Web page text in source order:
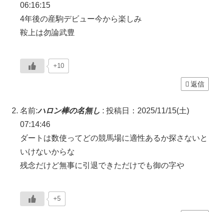
06:16:15
4年後の産駒デビュー今から楽しみ
鞍上は勿論武豊
+10
返信
名前:ハロン棒の名無し : 投稿日：2025/11/15(土)
07:14:46
ダートは数使ってどの競馬場に適性あるか探さないと
いけないからな
残念だけど無事に引退できただけでも御の字や
+5